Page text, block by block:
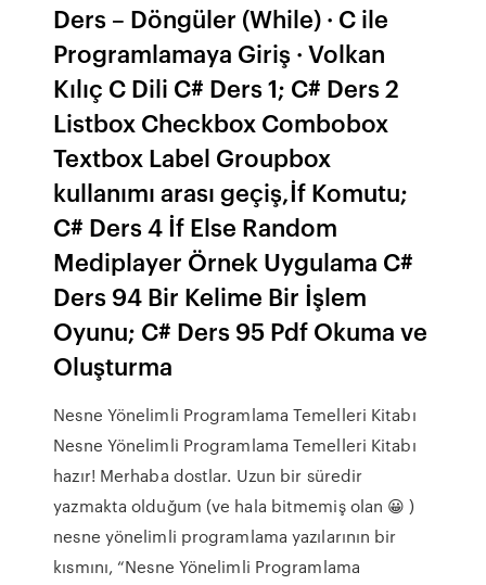
Ders – Döngüler (While) · C ile
Programlamaya Giriş · Volkan
Kılıç C Dili C# Ders 1; C# Ders 2
Listbox Checkbox Combobox
Textbox Label Groupbox
kullanımı arası geçiş,İf Komutu;
C# Ders 4 İf Else Random
Mediplayer Örnek Uygulama C#
Ders 94 Bir Kelime Bir İşlem
Oyunu; C# Ders 95 Pdf Okuma ve
Oluşturma
Nesne Yönelimli Programlama Temelleri Kitabı
Nesne Yönelimli Programlama Temelleri Kitabı
hazır! Merhaba dostlar. Uzun bir süredir
yazmakta olduğum (ve hala bitmemiş olan 😀 )
nesne yönelimli programlama yazılarının bir
kısmını, “Nesne Yönelimli Programlama